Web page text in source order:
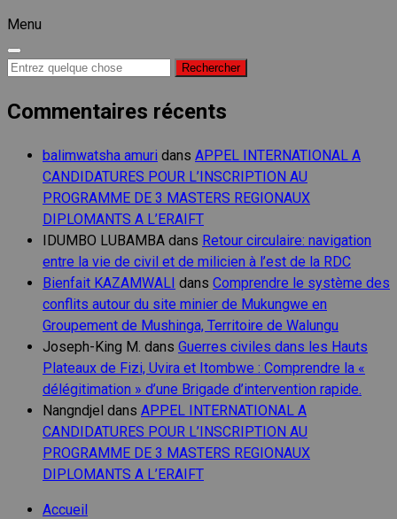
Menu
Recherche
Commentaires récents
balimwatsha amuri dans APPEL INTERNATIONAL A
CANDIDATURES POUR L’INSCRIPTION AU
PROGRAMME DE 3 MASTERS REGIONAUX
DIPLOMANTS A L’ERAIFT
IDUMBO LUBAMBA dans Retour circulaire: navigation
entre la vie de civil et de milicien à l’est de la RDC
Bienfait KAZAMWALI dans Comprendre le système des
conflits autour du site minier de Mukungwe en
Groupement de Mushinga, Territoire de Walungu
Joseph-King M. dans Guerres civiles dans les Hauts
Plateaux de Fizi, Uvira et Itombwe : Comprendre la «
délégitimation » d’une Brigade d’intervention rapide.
Nangndjel dans APPEL INTERNATIONAL A
CANDIDATURES POUR L’INSCRIPTION AU
PROGRAMME DE 3 MASTERS REGIONAUX
DIPLOMANTS A L’ERAIFT
Accueil